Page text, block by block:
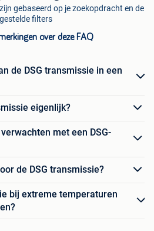
gebaseerd op je zoekopdracht en de
filters
over deze FAQ
de DSG transmissie in een
eigenlijk?
met een DSG-
de DSG transmissie?
bij extreme temperaturen